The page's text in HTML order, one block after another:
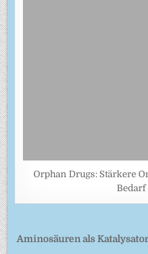
Orphan Drugs: Stärkere
Aminosäuren als